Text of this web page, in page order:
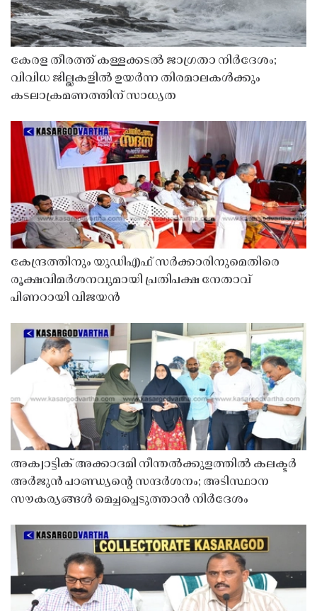
കേരള തീരത്ത് കള്ളക്കടൽ ജാഗ്രതാ നിർദേശം;
വിവിധ ജില്ലകളിൽ ഉയർന്ന തിരമാലകൾക്കും
കടലാക്രമണത്തിന് സാധ്യത
കേന്ദ്രത്തിനും യുഡിഎഫ് സർക്കാരിനുമെതിരെ
രൂക്ഷവിമർശനവുമായി പ്രതിപക്ഷ നേതാവ്
പിണറായി വിജയൻ
അക്വാട്ടിക് അക്കാദമി നീന്തൽക്കുളത്തിൽ കലക്ടർ
അർജുൻ പാണ്ഡ്യൻ്റെ സന്ദർശനം; അടിസ്ഥാന
സൗകര്യങ്ങൾ മെച്ചപ്പെടുത്താൻ നിർദേശം